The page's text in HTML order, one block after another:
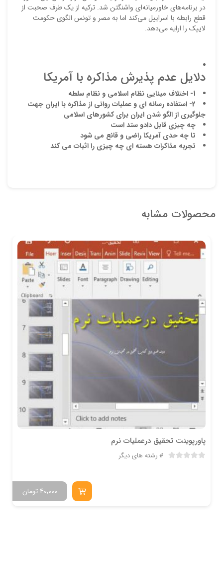
در برنامه‌‌های خاورمیانه‌‌ای واشنگتن شد. ترکیه از یک طرف صحبت از
قطع رابطه با اسراییل می‌‌کند اما به مصر و تونس الگوی حکومت
لاییک را ارایه می‌‌دهد.
دلایل عدم پذیرش مذاکره با آمریکا
1- اختلاف مبنایی نظام اسلامی و نظام سلطه
2- استفاده رسانه ای و عملیات روانی از مذاکره با ایران جهت
جلوگیری از الگو شدن ایران برای کشورهای اسلامی
چه چیزی قابل دادو ستد است
تا چه حدی آمریکا راضی و قانع می شود
تجربه مذاکرات هسته ای چه چیزی را اثبات می کند
محصولات مشابه
پاورپوینت تحقیق درعملیات نرم
رشته های دیگر
تومان40,000